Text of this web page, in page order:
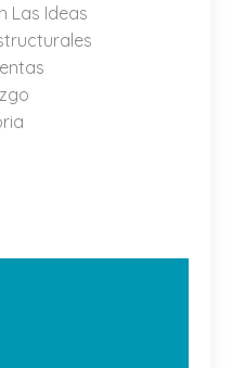
Las Ideas